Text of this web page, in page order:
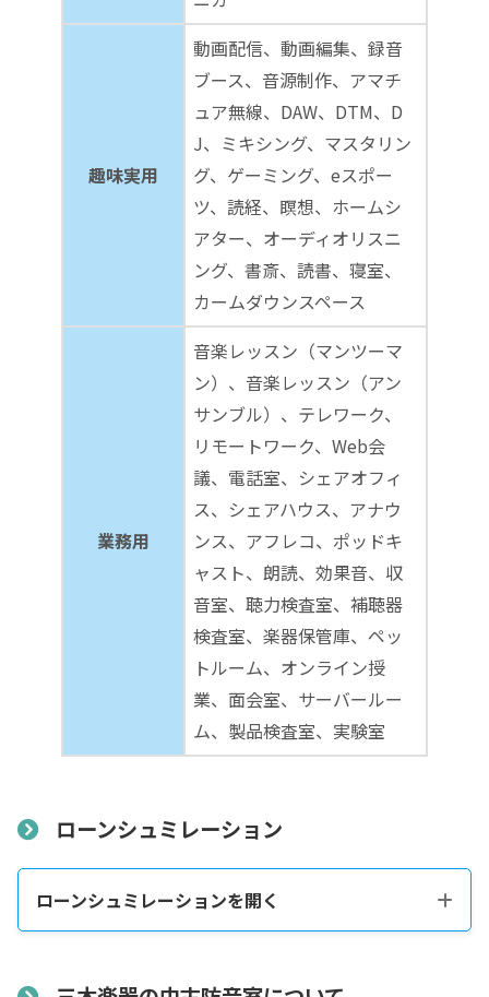
趣味実用
動画配信、動画編集、録音
ブース、音源制作、アマチ
ュア無線、DAW、DTM、D
J、ミキシング、マスタリン
グ、ゲーミング、eスポー
ツ、読経、瞑想、ホームシ
アター、オーディオリスニ
ング、書斎、読書、寝室、
カームダウンスペース
業務用
音楽レッスン（マンツーマ
ン）、音楽レッスン（アン
サンブル）、テレワーク、
リモートワーク、Web会
議、電話室、シェアオフィ
ス、シェアハウス、アナウ
ンス、アフレコ、ポッドキ
ャスト、朗読、効果音、収
音室、聴力検査室、補聴器
検査室、楽器保管庫、ペッ
トルーム、オンライン授
業、面会室、サーバールー
ム、製品検査室、実験室
ローンシュミレーション
ローンシュミレーションを開く